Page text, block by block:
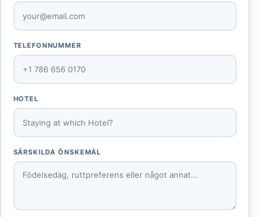
TELEFONNUMMER
HOTEL
SÄRSKILDA ÖNSKEMÅL